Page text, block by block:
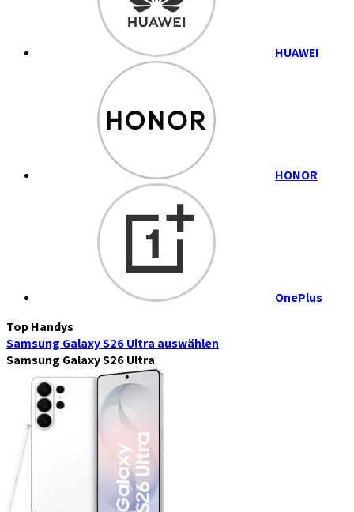
HUAWEI
HONOR
OnePlus
Top Handys
Samsung Galaxy S26 Ultra auswählen
Samsung Galaxy S26 Ultra